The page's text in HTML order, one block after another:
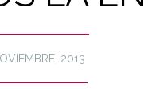
2013